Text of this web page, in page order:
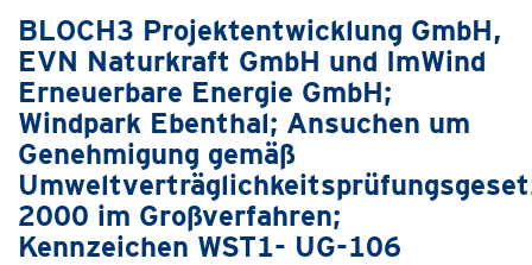
BLOCH3 Projektentwicklung GmbH,
EVN Naturkraft GmbH und ImWind
Erneuerbare Energie GmbH;
Windpark Ebenthal; Ansuchen um
Genehmigung gemäß
2000 im Großverfahren;
Kennzeichen WST1- UG-106